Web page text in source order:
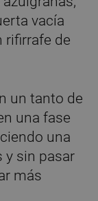
vacía
rifirrafe de
un tanto de
una fase
una
y sin pasar
más